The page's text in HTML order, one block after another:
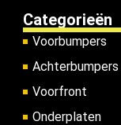
Categorieën
Voorbumpers
Achterbumpers
Voorfront
Onderplaten